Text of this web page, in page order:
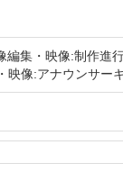
集・映像:制作進
像:アナウンサー